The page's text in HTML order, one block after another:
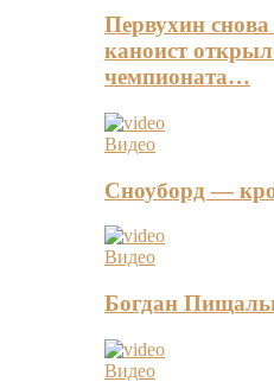
Первухин
каноист
чемпионата…
Видео
Сноуборд —
Видео
Богдан
Видео